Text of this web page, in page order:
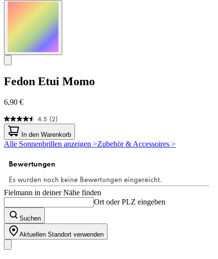
Fedon Etui Momo
6,90 €
4.5 (2)
4.5
von
5
Sternen.
Bewertungen
In den Warenkorb
Alle Sonnenbrillen anzeigen >Zubehör & Accessoires >
Fielmann in deiner Nähe finden
Ort oder PLZ eingeben
Suchen
Aktuellen Standort verwenden